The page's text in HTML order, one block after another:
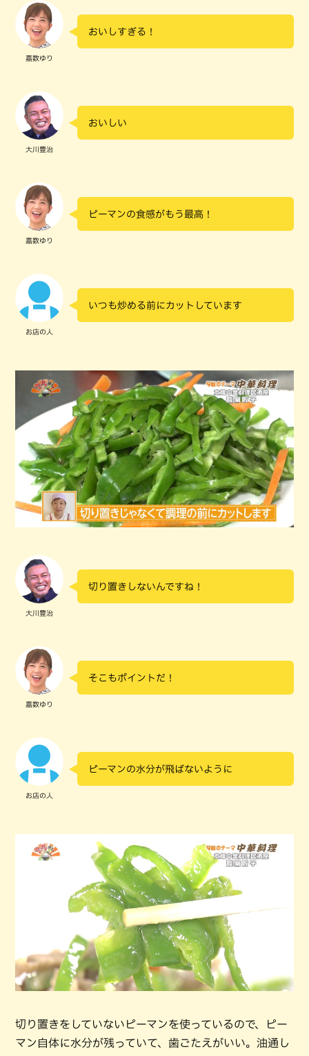
嘉数ゆり
おいしすぎる！
大川豊治
おいしい
嘉数ゆり
ピーマンの食感がもう最高！
お店の人
いつも炒める前にカットしています
大川豊治
切り置きしないんですね！
嘉数ゆり
そこもポイントだ！
お店の人
ピーマンの水分が飛ばないように
切り置きをしていないピーマンを使っているので、ピー
マン自体に水分が残っていて、歯ごたえがいい。油通し